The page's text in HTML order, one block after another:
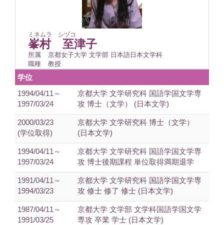
ミネムラ シヅコ
峯村 至津子
所属
京都女子大学 文学部 日本語日本文学科
職種
教授
学位
1994/04/11～
1997/03/24
京都大学 文学研究科 国語学国文学専
攻 博士（文学） (日本文学)
2000/03/23
(学位取得)
京都大学 文学研究科 博士（文学）
(日本文学)
1994/04/11～
1997/03/24
京都大学 文学研究科 国語学国文学専
攻 博士後期課程 単位取得満期退学
1991/04/11～
1994/03/23
京都大学 文学研究科 国語学国文学専
攻 修士 修了 修士 (日本文学)
1987/04/11～
1991/03/25
京都大学 文学部 文学科国語学国文学
専攻 卒業 学士 (日本文学)